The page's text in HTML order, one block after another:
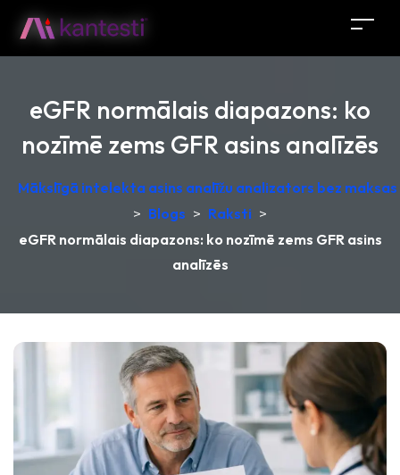
eGFR normālais diapazons: ko
nozīmē zems GFR asins analīzēs
Mākslīgā intelekta asins analīžu analizators bez
> Blogs > Raksti >
eGFR normālais diapazons: ko nozīmē zems GFR asins
analīzēs